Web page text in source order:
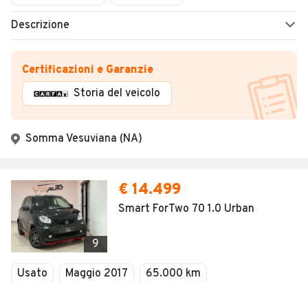
Descrizione
Certificazioni e Garanzie
Storia del veicolo
Somma Vesuviana (NA)
9
€ 14.499
Smart ForTwo 70 1.0 Urban
Usato Maggio 2017
65.000 km